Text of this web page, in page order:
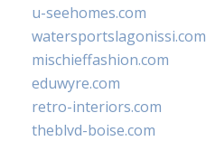
u-seehomes.com
watersportslagonissi.com
mischieffashion.com
eduwyre.com
retro-interiors.com
theblvd-boise.com